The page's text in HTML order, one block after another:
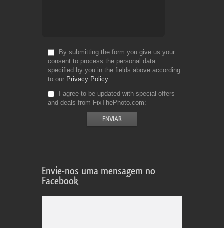
By submitting the form you give us your
consent to process the personal data
specified by you in the fields above according
to our Privacy Policy
I agree to be updated with special offers
and deals from FixThePhoto.com
Envie-nos uma mensagem no
Facebook